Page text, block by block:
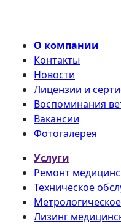
О компании
Контакты
Новости
Лицензии и
Воспоминания
Вакансии
Фотогалерея
Услуги
Ремонт
Техническое
Лизинг